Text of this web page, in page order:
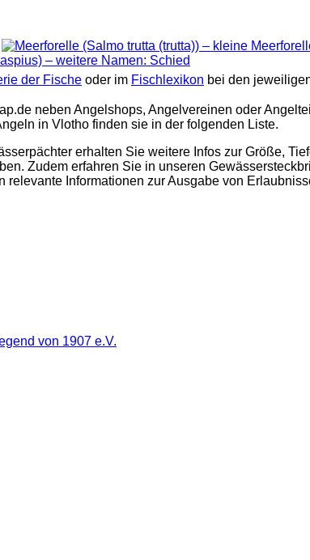
der Fische oder im Fischlexikon bei den
neben Angelshops, Angelvereinen oder
in Vlotho finden sie in der folgenden Liste.
erhalten Sie weitere Infos zur Größe,
Zudem erfahren Sie in unseren
Informationen zur Ausgabe von
von 1907 e.V.